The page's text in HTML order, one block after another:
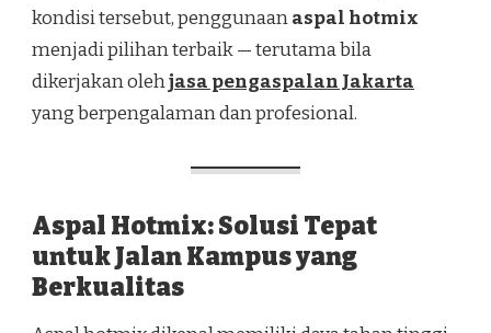
kondisi tersebut, penggunaanaspal hotmix
menjadi pilihan terbaik — terutama bila
dikerjakan olehjasa pengaspalan Jakarta
yang berpengalaman dan profesional.
Aspal Hotmix: Solusi Tepat
untuk Jalan Kampus yang
Berkualitas